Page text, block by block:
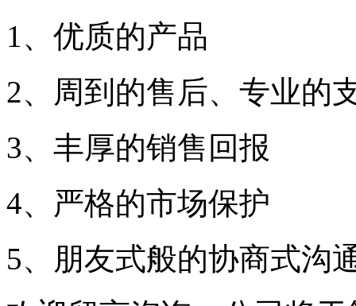
1、优质的产品
2、周到的售后、专业的
3、丰厚的销售回报
4、严格的市场保护
5、朋友式般的协商式沟